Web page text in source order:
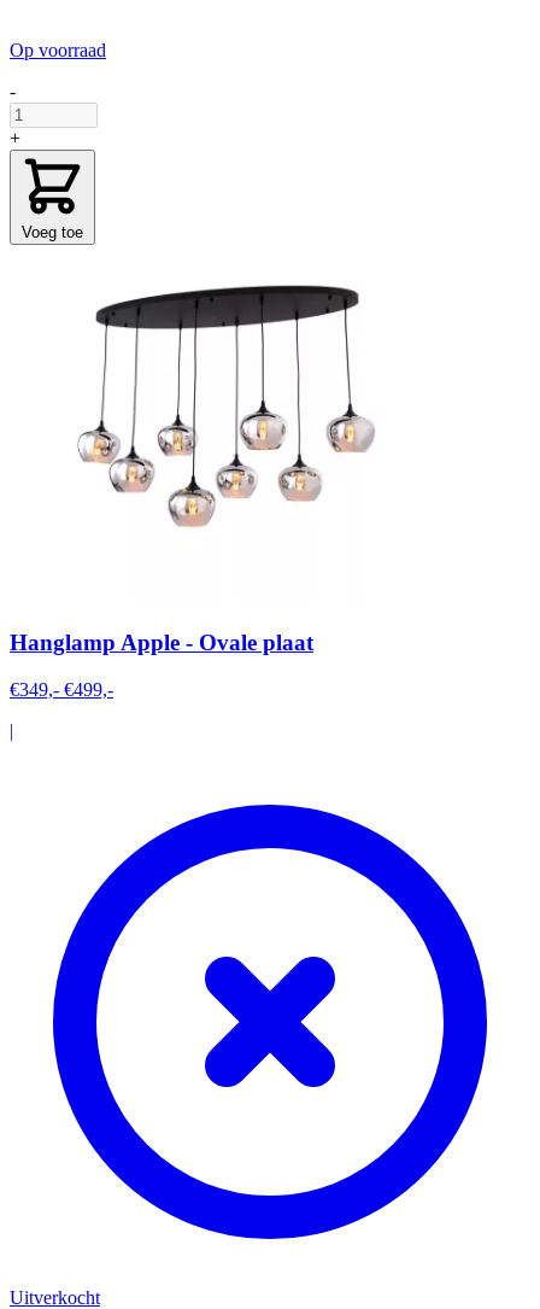
Op voorraad
-
+
Voeg toe
Hanglamp Apple - Ovale plaat
€349,- €499,-
|
Uitverkocht